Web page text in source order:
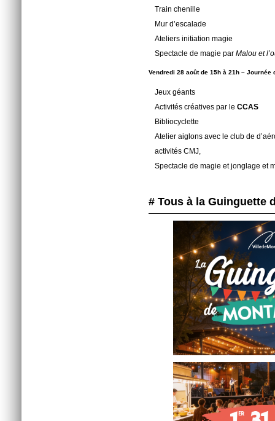
Train chenille
Mur d’escalade
Ateliers initiation magie
Spectacle de magie par Malou et
Vendredi 28 août de 15h à 21h – Journée
Jeux géants
Activités créatives par le CCAS
Bibliocyclette
Atelier aiglons avec le club de
activités CMJ,
Spectacle de magie et jonglage et
# Tous à la Guinguette